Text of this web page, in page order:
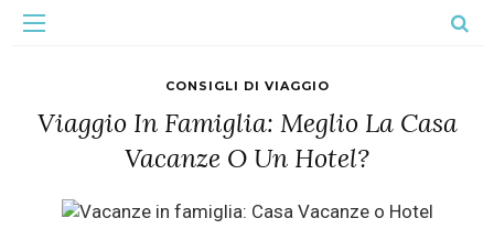
CONSIGLI DI VIAGGIO
Viaggio In Famiglia: Meglio La Casa
Vacanze O Un Hotel?